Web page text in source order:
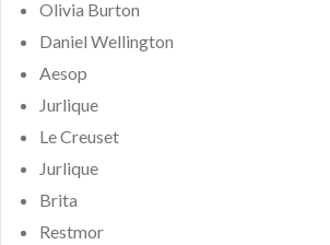
Olivia Burton
Daniel Wellington
Aesop
Jurlique
Le Creuset
Jurlique
Brita
Restmor